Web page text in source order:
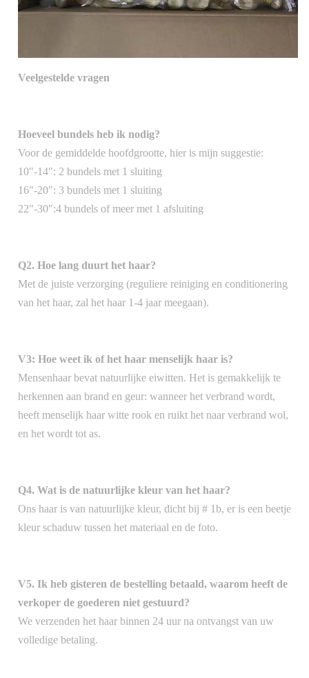
Veelgestelde vragen
Hoeveel bundels heb ik nodig?
Voor de gemiddelde hoofdgrootte, hier is mijn suggestie:
10"-14": 2 bundels met 1 sluiting
16"-20": 3 bundels met 1 sluiting
22"-30":4 bundels of meer met 1 afsluiting
Q2. Hoe lang duurt het haar?
Met de juiste verzorging (reguliere reiniging en conditionering
van het haar, zal het haar 1-4 jaar meegaan).
V3: Hoe weet ik of het haar menselijk haar is?
Mensenhaar bevat natuurlijke eiwitten. Het is gemakkelijk te
herkennen aan brand en geur: wanneer het verbrand wordt,
heeft menselijk haar witte rook en ruikt het naar verbrand wol,
en het wordt tot as.
Q4. Wat is de natuurlijke kleur van het haar?
Ons haar is van natuurlijke kleur, dicht bij # 1b, er is een beetje
kleur schaduw tussen het materiaal en de foto.
V5. Ik heb gisteren de bestelling betaald, waarom heeft de
verkoper de goederen niet gestuurd?
We verzenden het haar binnen 24 uur na ontvangst van uw
volledige betaling.